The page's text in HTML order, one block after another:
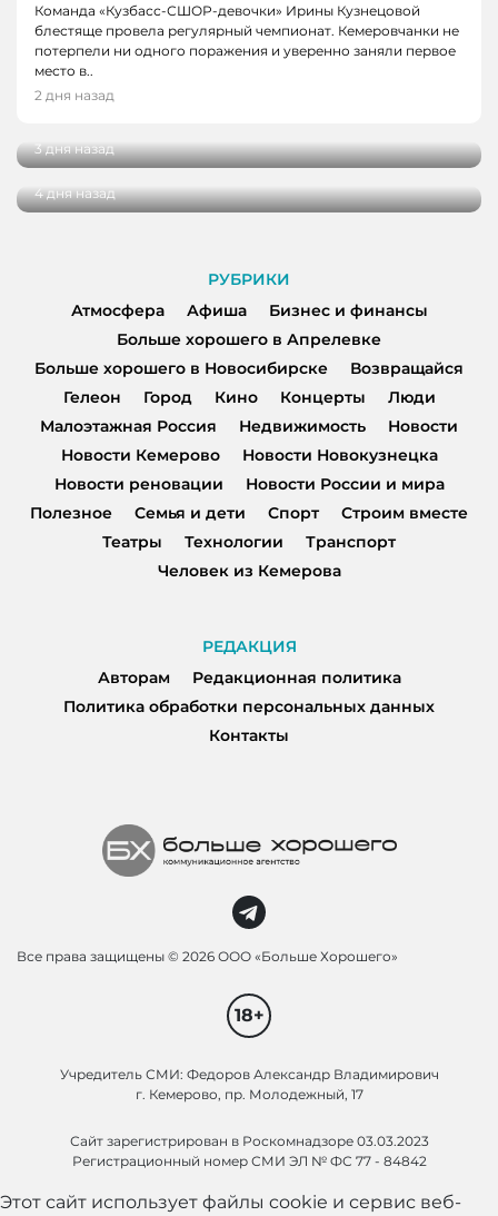
Команда «Кузбасс-СШОР-девочки» Ирины Кузнецовой
блестяще провела регулярный чемпионат. Кемеровчанки не
потерпели ни одного поражения и уверенно заняли первое
место в..
2 дня назад
НОВОСТИ, НОВОСТИ КЕМЕРОВО
В Кемерове выбрали лучшую практику
3 дня назад
НОВОСТИ, НОВОСТИ КЕМЕРОВО, НОВОСТИ
НОВОКУЗНЕЦКА
проектов
4 дня назад
РУБРИКИ
Атмосфера
Афиша
Бизнес и финансы
Больше хорошего в Апрелевке
Больше хорошего в Новосибирске
Возвращайся
Гелеон
Город Кино Концерты
Люди
Малоэтажная Россия
Недвижимость
Новости
Новости Кемерово
Новости Новокузнецка
Новости реновации
Новости России и мира
Полезное
Семья и дети Спорт
Строим вместе
Театры
Технологии
Транспорт
Человек из Кемерова
РЕДАКЦИЯ
Авторам
Редакционная политика
Политика обработки персональных данных
Контакты
Все права защищены © 2026 ООО «Больше Хорошего»
18+
Учредитель СМИ: Федоров Александр Владимирович
г. Кемерово, пр. Молодежный, 17
Сайт зарегистрирован в Роскомнадзоре 03.03.2023
Регистрационный номер СМИ ЭЛ № ФС 77 - 84842
Этот сайт использует файлы cookie и сервис веб-